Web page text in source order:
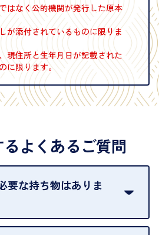
はなく公的機関が発行した原本
が添付されているものに限りま
現住所と生年月日が記載された
に限ります。
よくあるご質問
要な持ち物はありま
用意ください。ご利用になれる書